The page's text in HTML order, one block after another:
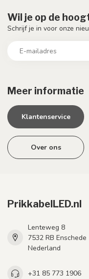
Meer informatie
Klantenservice
Over ons
Wil je op de
Schrijf je in voor onze
PrikkabelLED.nl
Lenteweg 8
7532 RB Enschede
Nederland
+31 85 773 1906